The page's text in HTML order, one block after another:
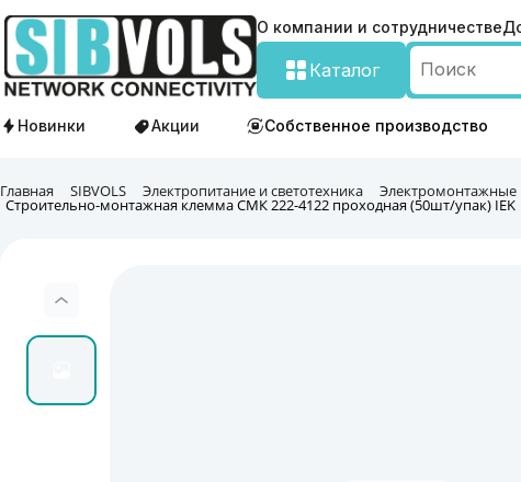
О компании и сотрудничестве
Каталог
Новинки Акции Собственное производство
Главная SIBVOLS Электропитание и светотехника Электромонтажные
Строительно-монтажная клемма СМК 222-4122 проходная (50шт/упак) IEK